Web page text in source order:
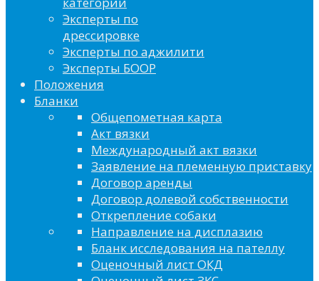
Эксперты по
дрессировке
Эксперты по аджилити
Эксперты БООР
Положения
Бланки
Общепометная карта
Акт вязки
Международный акт вязки
Заявление на племенную приставку
Договор аренды
Договор долевой собственности
Открепление собаки
Направление на дисплазию
Бланк исследования на пателлу
Оценочный лист ОКД